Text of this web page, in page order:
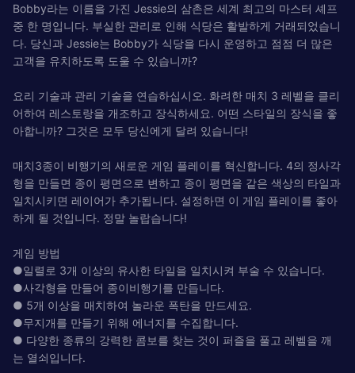
Bobby라는 이름을 가진 Jessie의 삼촌은 세계 최고의 마스터 셰프
중 한 명입니다. 부실한 관리로 인해 식당은 활발하게 거래되었습니
다. 당신과 Jessie는 Bobby가 식당을 다시 운영하고 점점 더 많은
고객을 유치하도록 도울 수 있습니까?
요리 기술과 관리 기술을 연습하십시오. 화려한 매치 3 레벨을 클리
어하여 레스토랑을 개조하고 장식하세요. 어떤 스타일의 장식을 좋
아합니까? 그것은 모두 당신에게 달려 있습니다!
매치3종이 비행기의 새로운 게임 플레이를 혁신합니다. 4의 정사각
형을 만들면 종이 평면으로 변하고 종이 평면을 같은 색상의 타일과
일치시키면 레이어가 추가됩니다. 설정하면 이 게임 플레이를 좋아
하게 될 것입니다. 정말 놀랍습니다!
게임 방법
●일렬로 3개 이상의 유사한 타일을 일치시켜 부술 수 있습니다.
●사각형을 만들어 종이비행기를 만듭니다.
● 5개 이상을 매치하여 놀라운 폭탄을 만드세요.
●무지개를 만들기 위해 에너지를 수집합니다.
● 다양한 종류의 강력한 콤보를 찾는 것이 퍼즐을 풀고 레벨을 깨
는 열쇠입니다.